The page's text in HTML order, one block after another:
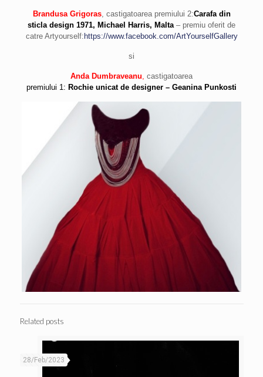
Brandusa Grigoras, castigatoarea premiului 2:Carafa din
sticla design 1971, Michael Harris, Malta– premiu oferit de
catre Artyourself: https://www.facebook.com/ArtYourselfGallery
si
Anda Dumbraveanu, castigatoarea
premiului 1: Rochie unicat de designer – Geanina Punkosti
Related posts
28/Feb/2023